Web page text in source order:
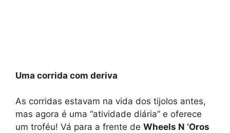
Uma corrida com deriva
As corridas estavam na vida dos tijolos antes,
mas agora é uma “atividade diária” e oferece
um troféu! Vá para a frente de Wheels N ‘Oros